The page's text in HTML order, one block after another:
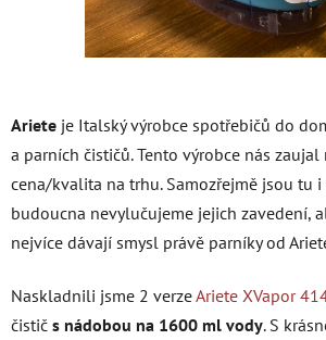
Ariete je Italský výrobce spotřebičů do
a parních čističů. Tento výrobce nás
cena/kvalita na trhu. Samozřejmě jsou tu i
budoucna nevylučujeme jejich zavedení,
nejvíce dávají smysl právě parníky od
Naskladnili jsme 2 verzeAriete XVapor
čistič s nádobou na 1600 ml vody. S